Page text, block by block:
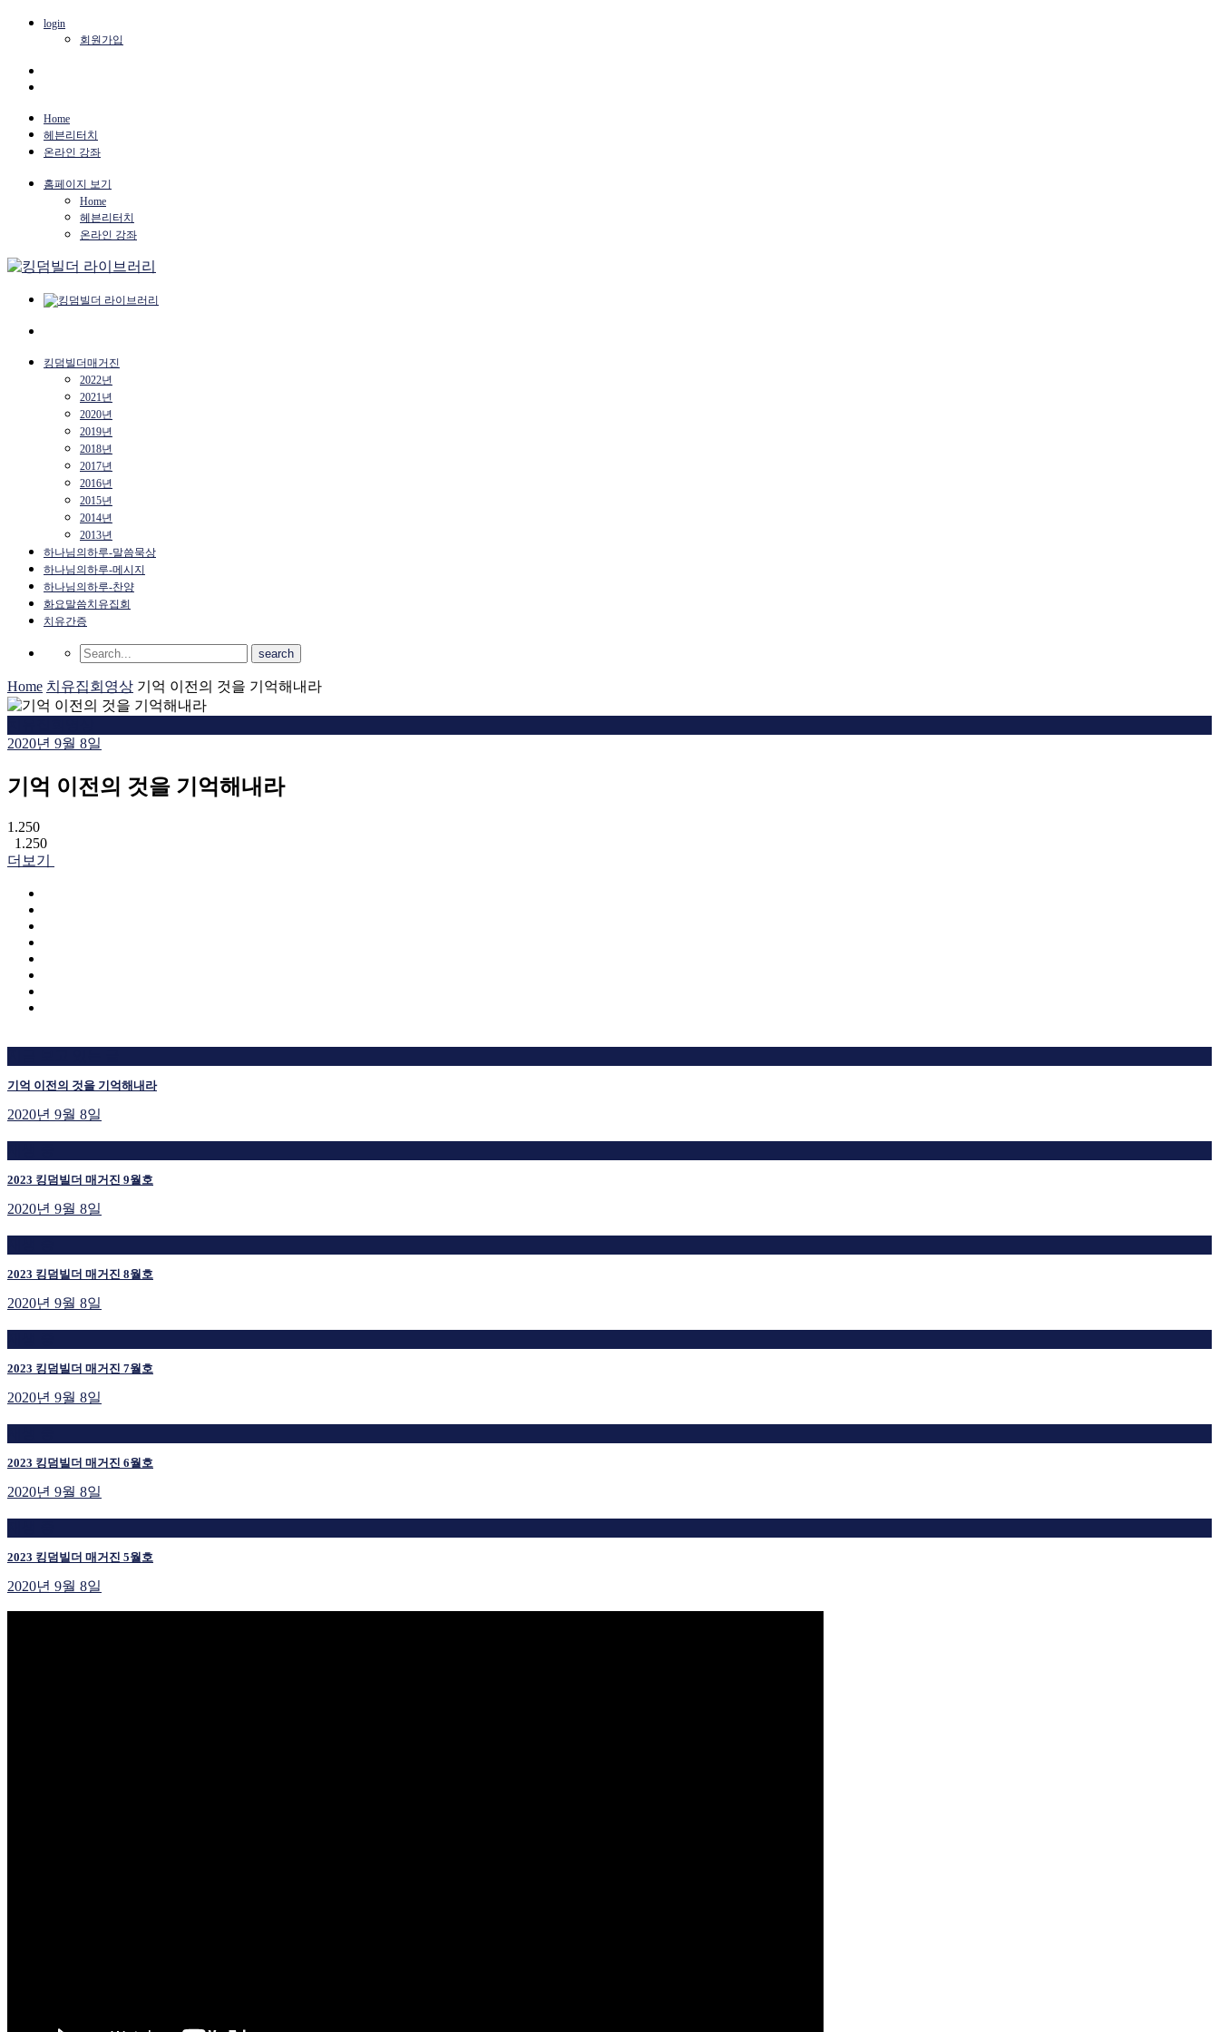
login
회원가입
Home
헤븐리터치
온라인 강좌
홈페이지 보기
Home
헤븐리터치
온라인 강좌
킹덤빌더매거진
2022년
2021년
2020년
2019년
2018년
2017년
2016년
2015년
2014년
2013년
하나님의하루-말씀묵상
하나님의하루-메시지
하나님의하루-찬양
화요말씀치유집회
치유간증
Home 치유집회영상 기억 이전의 것을 기억해내라
2020년 9월 8일
기억 이전의 것을 기억해내라
1.250
1.250
더보기
기억 이전의 것을 기억해내라
2020년 9월 8일
2023 킹덤빌더 매거진 9월호
2020년 9월 8일
2023 킹덤빌더 매거진 8월호
2020년 9월 8일
2023 킹덤빌더 매거진 7월호
2020년 9월 8일
2023 킹덤빌더 매거진 6월호
2020년 9월 8일
2023 킹덤빌더 매거진 5월호
2020년 9월 8일